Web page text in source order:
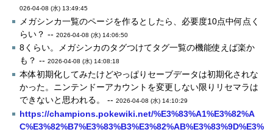
026-04-08 (水) 13:49:45
メガシンカ一覧のページを作るとしたら、必要度10点中何点く
らい？ --2026-04-08 (水) 14:06:50
8くらい。メガシンカのタグつけてタグ一覧の機能使えば楽か
も？ --2026-04-08 (水) 14:08:18
本体初期化してみたけどやっぱりセーブデータは初期化されな
かった。ニンテンドーアカウントを変更しない限りリセマラは
できないと思われる。 --2026-04-08 (水) 14:10:29
https://champions.pokewiki.net/%E3%83%A1%E3%82%A
C%E3%82%B7%E3%83%B3%E3%82%AB%E3%83%9D%E3%